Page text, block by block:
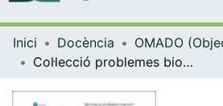
Navega
Inici Docència
Col·lecció problemes bioelectromagnetisme